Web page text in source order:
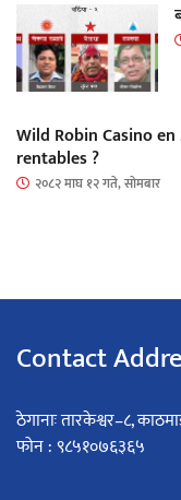
Wild Robin Casino
rentables ?
२०८२ माघ १२ गते, सोमबार
Contact
ठेगानाः तारकेश्वर–८,
फोन : ९८५१०७६३६५